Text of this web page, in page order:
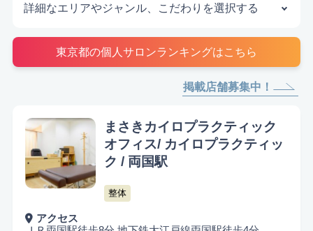
詳細なエリアやジャンル、こだわりを選択する
サロンを探す
東京都の個人サロンランキングはこちら
掲載店舗募集中！
まさきカイロプラクティック
オフィス/ カイロプラクティッ
ク / 両国駅
整体
アクセス